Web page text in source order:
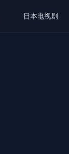
日本电视剧